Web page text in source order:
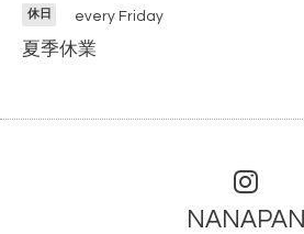
休日 every Friday
夏季休業
NANAPAN